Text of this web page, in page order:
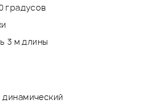
градусов
3 м длины